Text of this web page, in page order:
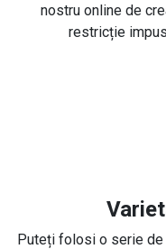
nostru online de
restricție
Puteți folosi o serie